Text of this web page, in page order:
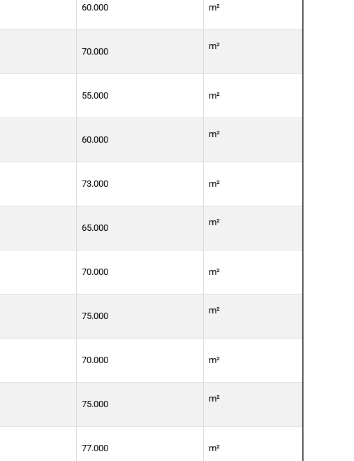
60.000 m²
70.000
m²
55.000 m²
60.000
m²
73.000 m²
65.000
m²
70.000 m²
75.000
m²
70.000 m²
75.000
m²
77.000 m²